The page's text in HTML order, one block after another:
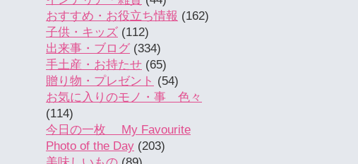
おすすめ・お役立ち情報 (162)
子供・キッズ (112)
出来事・ブログ (334)
手土産・お持たせ (65)
贈り物・プレゼント (54)
お気に入りのモノ・事 色々
(114)
今日の一枚 My Favourite
Photo of the Day (203)